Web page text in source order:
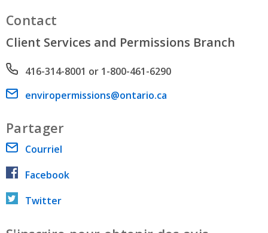
Contact
Client Services and Permissions Branch
Phone number
416-314-8001 or 1-800-461-6290
Email address
enviropermissions@ontario.ca
Partager
Courriel
Facebook
Twitter